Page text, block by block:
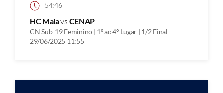
54:46
HC Maiavs CENAP
CN Sub-19 Feminino | 1º ao 4º Lugar | 1/2 Final
29/06/2025 11:55